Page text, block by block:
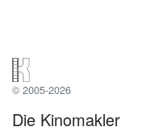
© 2005-2026
Die Kinomakler